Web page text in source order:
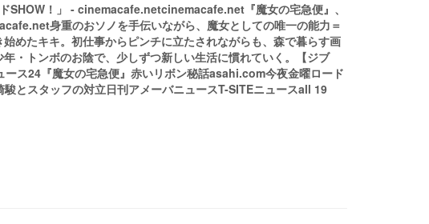
SHOW！」 - cinemacafe.netcinemacafe.net『魔女の宅急便』、
身重のおソノを手伝いながら、魔女としての唯一の能力＝
めたキキ。初仕事からピンチに立たされながらも、森で暮らす画
・トンボのお陰で、少しずつ新しい生活に慣れていく。【ジブ
ス24『魔女の宅急便』赤いリボン秘話asahi.com今夜金曜ロード
とスタッフの対立日刊アメーバニュースT-SITEニュースall 19